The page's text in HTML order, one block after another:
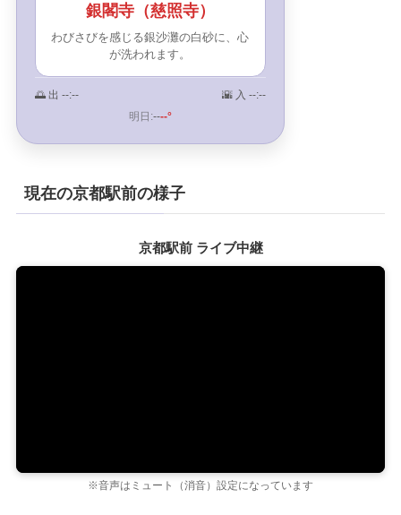
銀閣寺（慈照寺）
わびさびを感じる銀沙灘の白砂に、心
が洗われます。
🌅 出 --:-- 🌇 入 --:--
明日:----°
現在の京都駅前の様子
京都駅前 ライブ中継
※音声はミュート（消音）設定になっています